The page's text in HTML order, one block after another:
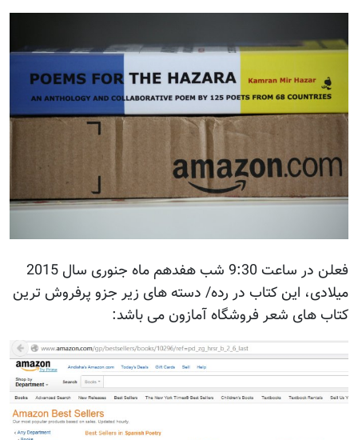
فعلن در ساعت 9:30 شب هفدهم ماه جنوری سال 2015
میلادی، این کتاب در رده/ دسته های زیر جزو پرفروش ترین
کتاب های شعر فروشگاه آمازون می باشد: